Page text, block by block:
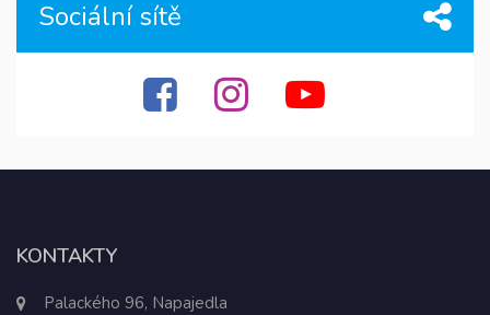
Sociální sítě
KONTAKTY
Palackého 96, Napajedla